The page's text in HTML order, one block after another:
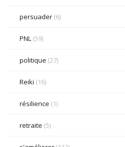
persuader (6)
PNL (59)
politique (27)
Reiki (16)
résilience (1)
retraite (5)